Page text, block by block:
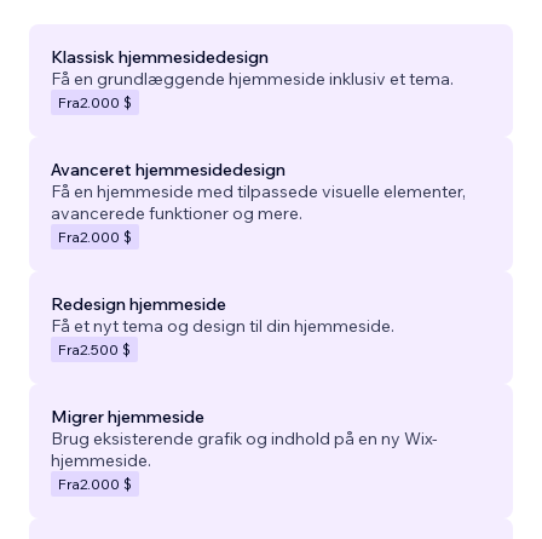
Klassisk hjemmesidedesign
Få en grundlæggende hjemmeside inklusiv et tema.
Fra2.000 $
Avanceret hjemmesidedesign
Få en hjemmeside med tilpassede visuelle elementer,
avancerede funktioner og mere.
Fra2.000 $
Redesign hjemmeside
Få et nyt tema og design til din hjemmeside.
Fra2.500 $
Migrer hjemmeside
Brug eksisterende grafik og indhold på en ny Wix-
hjemmeside.
Fra2.000 $